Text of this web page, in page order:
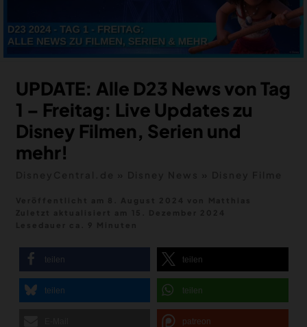
DEALS
MEIN HQ
50
UPDATE: Alle D23 News von Tag
1 – Freitag: Live Updates zu
Disney Filmen, Serien und
mehr!
teilen teilen
teilen teilen
patreon